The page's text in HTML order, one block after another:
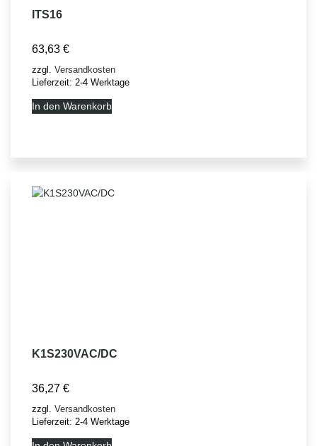
ITS16
63,63 €
zzgl. Versandkosten
Lieferzeit: 2-4 Werktage
In den Warenkorb
K1S230VAC/DC
36,27 €
zzgl. Versandkosten
Lieferzeit: 2-4 Werktage